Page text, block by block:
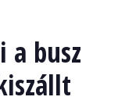
a busz